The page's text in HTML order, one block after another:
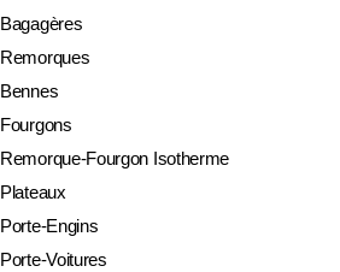
Bagagères
Remorques
Bennes
Fourgons
Remorque-Fourgon Isotherme
Plateaux
Porte-Engins
Porte-Voitures